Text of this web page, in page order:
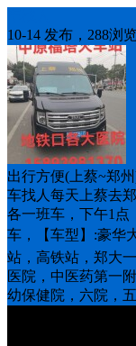
10-14 发布，288浏
出行方便(上蔡~郑州
车找人每天上蔡去
各一班车，下午1点
车，【车型】:豪华
站，高铁站，郑大
医院，中医药第一
幼保健院，六院，